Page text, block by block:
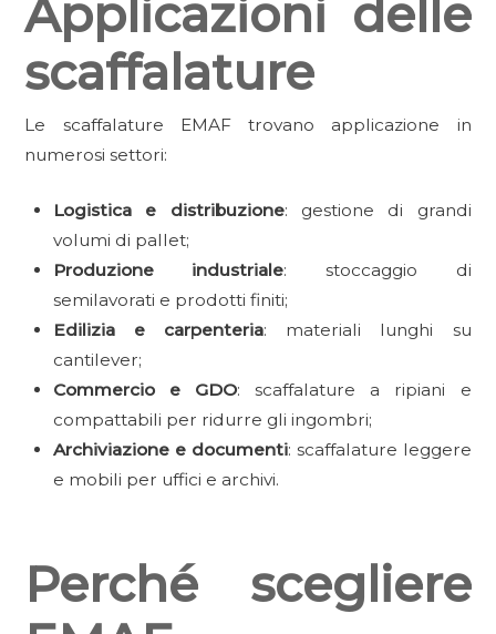
Applicazioni delle
scaffalature
Le scaffalature EMAF trovano applicazione in
numerosi settori:
Logistica e distribuzione: gestione di grandi
volumi di pallet;
Produzione industriale: stoccaggio di
semilavorati e prodotti finiti;
Edilizia e carpenteria: materiali lunghi su
cantilever;
Commercio e GDO: scaffalature a ripiani e
compattabili per ridurre gli ingombri;
Archiviazione e documenti: scaffalature leggere
e mobili per uffici e archivi.
Perché scegliere